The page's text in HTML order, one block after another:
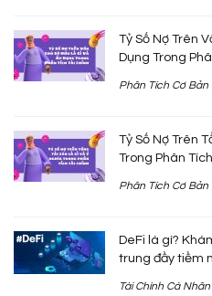
Tỷ Số Nợ Trên
Dụng Trong
Phân Tích Cơ Bản
Tỷ Số Nợ Trên
Trong Phân
Phân Tích Cơ Bản
DeFi là gì?
trung đầy tiềm
Tài Chính Cá Nhân